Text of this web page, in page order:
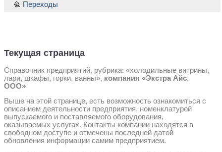
Текущая страница
Справочник предприятий, рубрика: «холодильные витрины,
лари, шкафы, горки, ванны», компания «Экстра Айс,
ООО»
Выше на этой странице, есть возможность ознакомиться с
описанием деятельности предприятия, номенклатурой
выпускаемого и поставляемого оборудования,
оказываемых услугах. Контакты компании находятся в
свободном доступе и отмечены последней датой
обновления информации самим предприятием.
Переходы